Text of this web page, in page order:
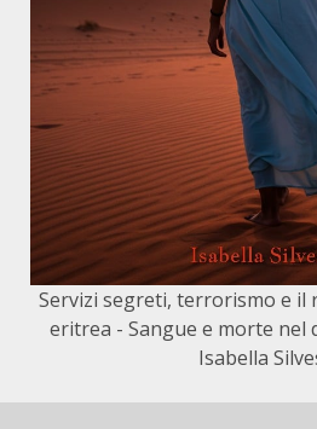
Servizi segreti, terrorismo e il
eritrea - Sangue e morte nel
Isabella